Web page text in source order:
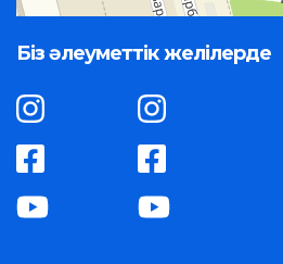
Біз әлеуметтік желілерде